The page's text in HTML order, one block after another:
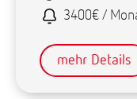
3400€ /
mehr Details